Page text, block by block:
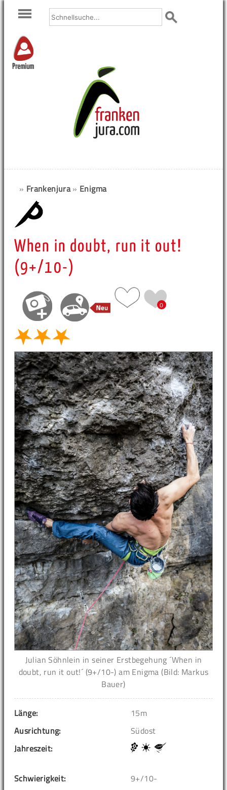
Premium
» Frankenjura» Enigma
When in doubt, run it out!
(9+/10-)
0
Julian Söhnlein in seiner Erstbegehung ´When in
doubt, run it out!´ (9+/10-) am Enigma (Bild: Markus
Bauer)
Länge:
15m
Ausrichtung:
Südost
Jahreszeit:
Schwierigkeit: 9+/10-